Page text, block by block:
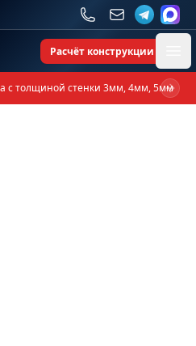
Расчёт конструкции
с толщиной стенки 3мм, 4мм, 5мм